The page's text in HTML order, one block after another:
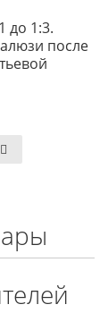
до 1:3.
после